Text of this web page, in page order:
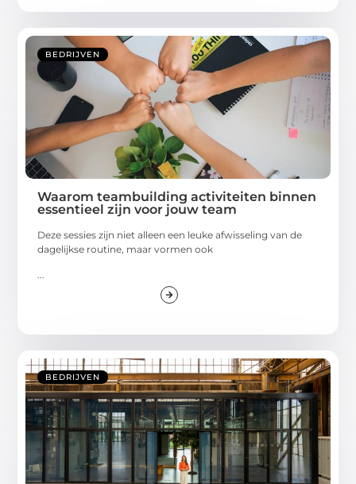
BEDRIJVEN
Waarom teambuilding activiteiten binnen
essentieel zijn voor jouw team
Deze sessies zijn niet alleen een leuke afwisseling van de
dagelijkse routine, maar vormen ook
...
BEDRIJVEN